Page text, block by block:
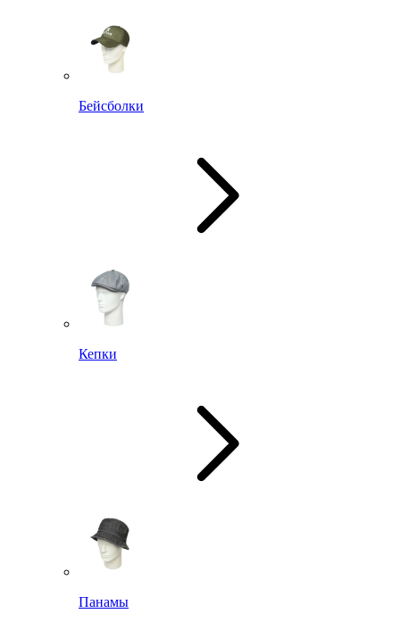
Бейсболки
Кепки
Панамы